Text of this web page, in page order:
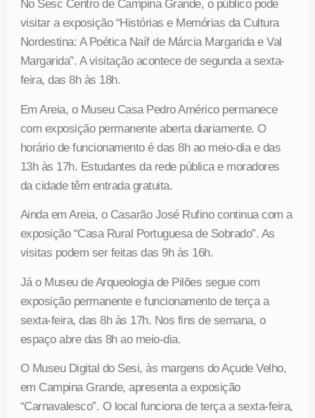
No Sesc Centro de Campina Grande, o público pode
visitar a exposição “Histórias e Memórias da Cultura
Nordestina: A Poética Naíf de Márcia Margarida e Val
Margarida”. A visitação acontece de segunda a sexta-
feira, das 8h às 18h.
Em Areia, o Museu Casa Pedro Américo permanece
com exposição permanente aberta diariamente. O
horário de funcionamento é das 8h ao meio-dia e das
13h às 17h. Estudantes da rede pública e moradores
da cidade têm entrada gratuita.
Ainda em Areia, o Casarão José Rufino continua com a
exposição “Casa Rural Portuguesa de Sobrado”. As
visitas podem ser feitas das 9h às 16h.
Já o Museu de Arqueologia de Pilões segue com
exposição permanente e funcionamento de terça a
sexta-feira, das 8h às 17h. Nos fins de semana, o
espaço abre das 8h ao meio-dia.
O Museu Digital do Sesi, às margens do Açude Velho,
em Campina Grande, apresenta a exposição
“Carnavalesco”. O local funciona de terça a sexta-feira,